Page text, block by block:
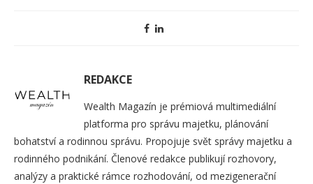
REDAKCE
Wealth Magazín je prémiová multimediální
platforma pro správu majetku, plánování
bohatství a rodinnou správu. Propojuje svět správy majetku a
rodinného podnikání. Členové redakce publikují rozhovory,
analýzy a praktické rámce rozhodování, od mezigenerační